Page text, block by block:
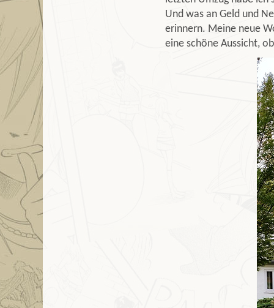
Und was an Geld und
erinnern. Meine neue
eine schöne Aussicht,